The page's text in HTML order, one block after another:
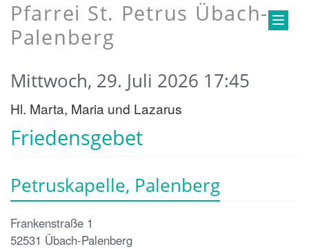
Pfarrei St. Petrus Übach-
Palenberg
Friedensgebet
Mittwoch, 29. Juli 2026 17:45
Hl. Marta, Maria und Lazarus
Petruskapelle, Palenberg
Frankenstraße 1
52531 Übach-Palenberg